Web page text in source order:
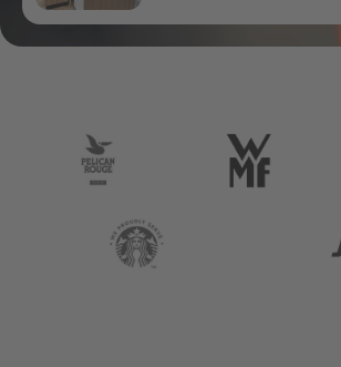
processed-A0B8C769-DBC7-4C61-